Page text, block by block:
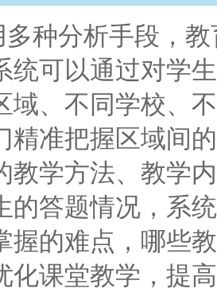
分析手段，教
统可以通过对学
域、不同学校、
精准把握区域间
教学方法、教学
的答题情况，系
握的难点，哪些
化课堂教学，提